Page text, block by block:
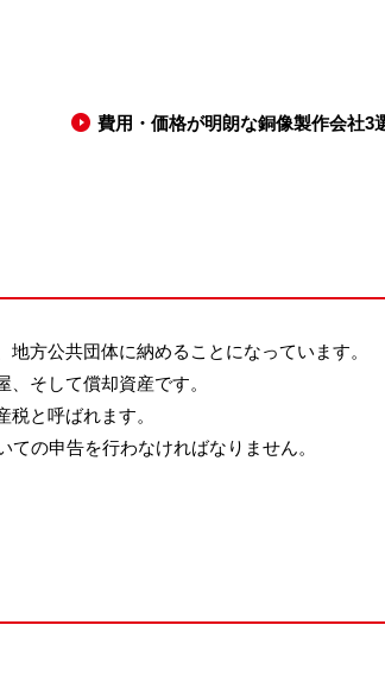
費用・価格が明朗な銅像製作会社3
方公共団体に納めることになっています。
そして償却資産です。
と呼ばれます。
の申告を行わなければなりません。